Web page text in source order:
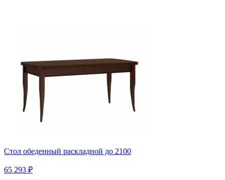
Стол обеденный раскладной до 2100
65 293 ₽